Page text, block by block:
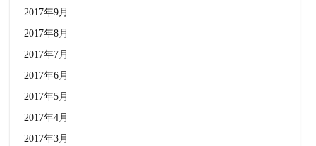
2017年9月
2017年8月
2017年7月
2017年6月
2017年5月
2017年4月
2017年3月